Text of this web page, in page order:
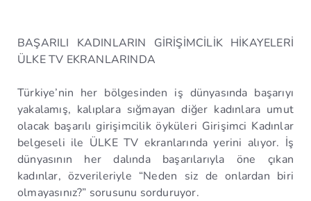
BAŞARILI KADINLARIN GİRİŞİMCİLİK HİKAYELERİ
ÜLKE TV EKRANLARINDA
Türkiye’nin her bölgesinden iş dünyasında başarıyı
yakalamış, kalıplara sığmayan diğer kadınlara umut
olacak başarılı girişimcilik öyküleri Girişimci Kadınlar
belgeseli ile ÜLKE TV ekranlarında yerini alıyor. İş
dünyasının her dalında başarılarıyla öne çıkan
kadınlar, özverileriyle “Neden siz de onlardan biri
olmayasınız?” sorusunu sorduruyor.